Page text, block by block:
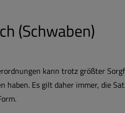
(Schwaben)
kann trotz größter
haben. Es gilt daher immer, die